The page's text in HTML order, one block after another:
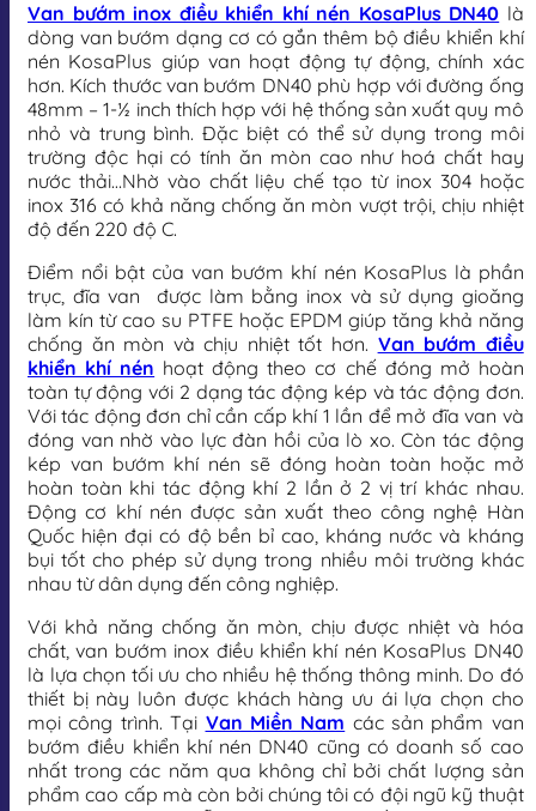
Van bướm inox điều khiển khí nén KosaPlus DN40 là
dòng van bướm dạng cơ có gắn thêm bộ điều khiển khí
nén KosaPlus giúp van hoạt động tự động, chính xác
hơn. Kích thước van bướm DN40 phù hợp với đường ống
48mm – 1-½ inch thích hợp với hệ thống sản xuất quy mô
nhỏ và trung bình. Đặc biệt có thể sử dụng trong môi
trường độc hại có tính ăn mòn cao như hoá chất hay
nước thải…Nhờ vào chất liệu chế tạo từ inox 304 hoặc
inox 316 có khả năng chống ăn mòn vượt trội, chịu nhiệt
độ đến 220 độ C.
Điểm nổi bật của van bướm khí nén KosaPlus là phần
trục, đĩa van được làm bằng inox và sử dụng gioăng
làm kín từ cao su PTFE hoặc EPDM giúp tăng khả năng
chống ăn mòn và chịu nhiệt tốt hơn. Van bướm điều
khiển khí nén hoạt động theo cơ chế đóng mở hoàn
toàn tự động với 2 dạng tác động kép và tác động đơn.
Với tác động đơn chỉ cần cấp khí 1 lần để mở đĩa van và
đóng van nhờ vào lực đàn hồi của lò xo. Còn tác động
kép van bướm khí nén sẽ đóng hoàn toàn hoặc mở
hoàn toàn khi tác động khí 2 lần ở 2 vị trí khác nhau.
Động cơ khí nén được sản xuất theo công nghệ Hàn
Quốc hiện đại có độ bền bỉ cao, kháng nước và kháng
bụi tốt cho phép sử dụng trong nhiều môi trường khác
nhau từ dân dụng đến công nghiệp.
Với khả năng chống ăn mòn, chịu được nhiệt và hóa
chất, van bướm inox điều khiển khí nén KosaPlus DN40
là lựa chọn tối ưu cho nhiều hệ thống thông minh. Do đó
thiết bị này luôn được khách hàng ưu ái lựa chọn cho
mọi công trình. Tại Van Miền Nam các sản phẩm van
bướm điều khiển khí nén DN40 cũng có doanh số cao
nhất trong các năm qua không chỉ bởi chất lượng sản
phẩm cao cấp mà còn bởi chúng tôi có đội ngũ kỹ thuật